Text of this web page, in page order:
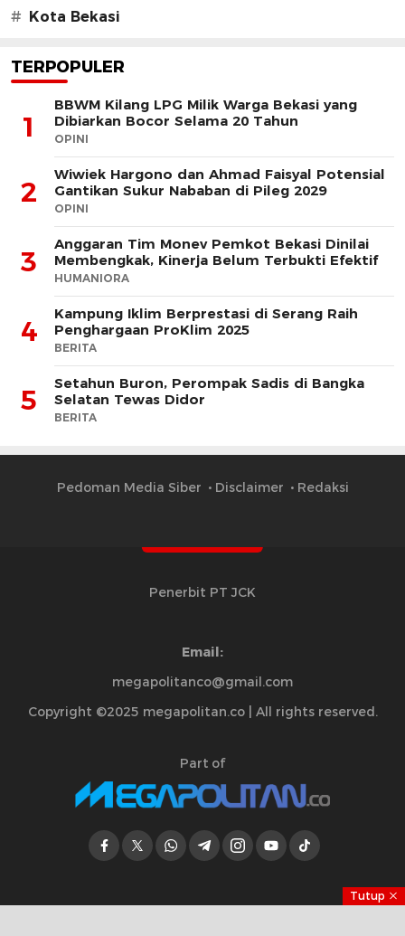
# Kota Bekasi
TERPOPULER
1
BBWM Kilang LPG Milik Warga Bekasi yang
Dibiarkan Bocor Selama 20 Tahun
OPINI
2
Wiwiek Hargono dan Ahmad Faisyal Potensial
Gantikan Sukur Nababan di Pileg 2029
OPINI
3
Anggaran Tim Monev Pemkot Bekasi Dinilai
Membengkak, Kinerja Belum Terbukti Efektif
HUMANIORA
4
Kampung Iklim Berprestasi di Serang Raih
Penghargaan ProKlim 2025
BERITA
5
Setahun Buron, Perompak Sadis di Bangka
Selatan Tewas Didor
BERITA
Pedoman Media Siber Disclaimer Redaksi
Penerbit PT JCK
Email:
megapolitanco@gmail.com
Copyright ©2025 megapolitan.co | All rights reserved.
Part of
Tutup